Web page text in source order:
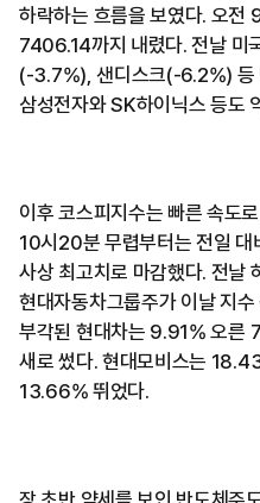
하락하는 흐름을 보였다. 오전
7406.14까지 내렸다. 전날 미
(-3.7%), 샌디스크(-6.2%) 등
삼성전자와 SK하이닉스 등도
이후 코스피지수는 빠른 속도
10시20분 무렵부터는 전일 대
사상 최고치로 마감했다. 전날
현대자동차그룹주가 이날 지
부각된 현대차는 9.91% 오른
새로 썼다. 현대모비스는
13.66% 뛰었다.